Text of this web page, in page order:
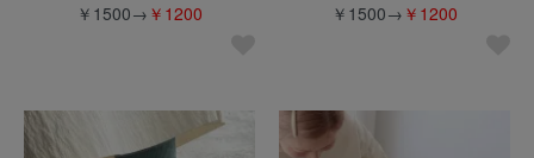
￥1500→ ￥1200
￥1500→ ￥1200